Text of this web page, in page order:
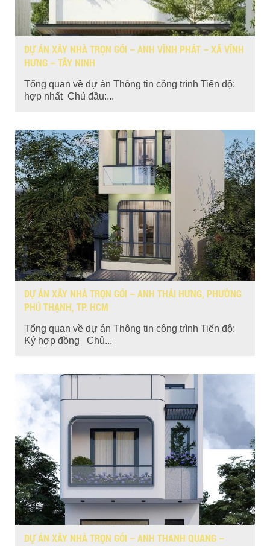
DỰ ÁN XÂY NHÀ TRỌN GÓI – ANH VĨNH PHÁT – XÃ VĨNH
HƯNG – TÂY NINH
Tổng quan về dự án Thông tin công trình Tiến độ:
hợp nhất Chủ đầu:...
DỰ ÁN XÂY NHÀ TRỌN GÓI – ANH THÁI HƯNG, PHƯỜNG
PHÚ THẠNH, TP. HCM
Tổng quan về dự án Thông tin công trình Tiến độ:
Ký hợp đồng Chủ...
DỰ ÁN XÂY NHÀ TRỌN GÓI – ANH THANH QUANG –